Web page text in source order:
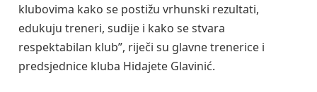
klubovima kako se postižu vrhunski rezultati,
edukuju treneri, sudije i kako se stvara
respektabilan klub”, riječi su glavne trenerice i
predsjednice kluba Hidajete Glavinić.